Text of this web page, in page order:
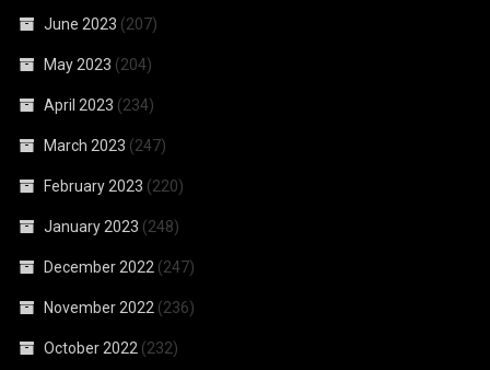
June 2023 (207)
May 2023 (204)
April 2023 (234)
March 2023 (247)
February 2023 (220)
January 2023 (248)
December 2022 (247)
November 2022 (236)
October 2022 (232)